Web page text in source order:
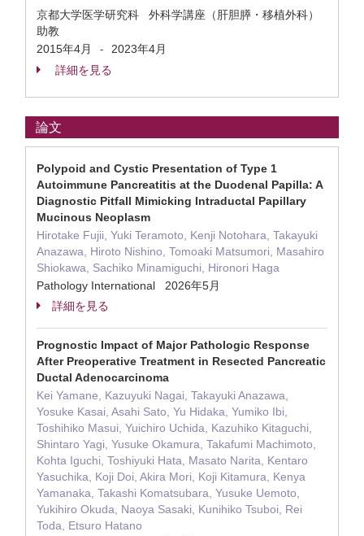
京都大学医学研究科 外科学講座（肝胆膵・移植外科）
助教
2015年4月
-
2023年4月
詳細を見る
論文
Polypoid and Cystic Presentation of Type 1
Autoimmune Pancreatitis at the Duodenal Papilla: A
Diagnostic Pitfall Mimicking Intraductal Papillary
Mucinous Neoplasm
Hirotake Fujii, Yuki Teramoto, Kenji Notohara, Takayuki
Anazawa, Hiroto Nishino, Tomoaki Matsumori, Masahiro
Shiokawa, Sachiko Minamiguchi, Hironori Haga
Pathology International 2026年5月
詳細を見る
Prognostic Impact of Major Pathologic Response
After Preoperative Treatment in Resected Pancreatic
Ductal Adenocarcinoma
Kei Yamane, Kazuyuki Nagai, Takayuki Anazawa,
Yosuke Kasai, Asahi Sato, Yu Hidaka, Yumiko Ibi,
Toshihiko Masui, Yuichiro Uchida, Kazuhiko Kitaguchi,
Shintaro Yagi, Yusuke Okamura, Takafumi Machimoto,
Kohta Iguchi, Toshiyuki Hata, Masato Narita, Kentaro
Yasuchika, Koji Doi, Akira Mori, Koji Kitamura, Kenya
Yamanaka, Takashi Komatsubara, Yusuke Uemoto,
Yukihiro Okuda, Naoya Sasaki, Kunihiko Tsuboi, Rei
Toda, Etsuro Hatano